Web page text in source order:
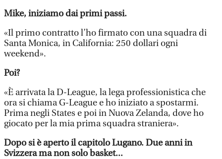
Mike, iniziamo dai primi passi.
«Il primo contratto l’ho firmato con una squadra di
Santa Monica, in California: 250 dollari ogni
weekend».
Poi?
«È arrivata la D-League, la lega professionistica che
ora si chiama G-League e ho iniziato a spostarmi.
Prima negli States e poi in Nuova Zelanda, dove ho
giocato per la mia prima squadra straniera».
Dopo si è aperto il capitolo Lugano. Due anni in
Svizzera ma non solo basket...